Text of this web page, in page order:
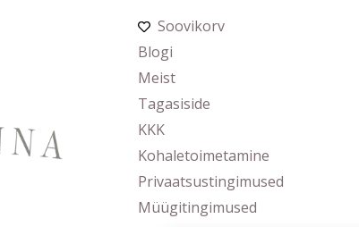
Soovikorv
Blogi
Meist
Tagasiside
KKK
Kohaletoimetamine
Privaatsustingimused
Müügitingimused